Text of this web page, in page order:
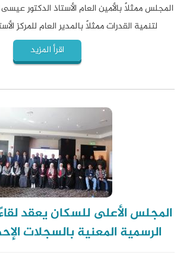
المجلس ممثلاً بالأمين العام الأستاذ الدكتور
لتنمية القدرات ممثلاً بالمدير العام للمركز
اقرأ المزيد
المجلس الأعلى للسكان يعقد
الرسمية المعنية بالسجلات